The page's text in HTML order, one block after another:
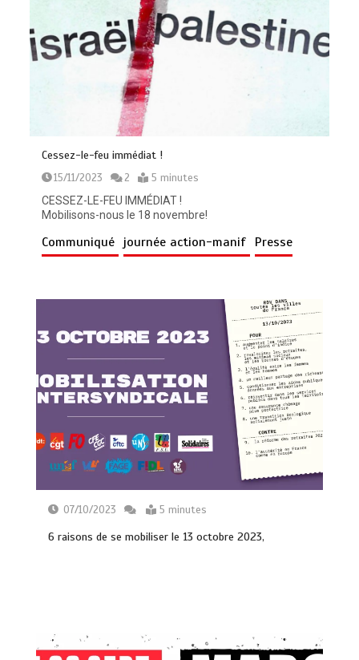
Cessez-le-feu immédiat !
15/11/2023 2
5 minutes
CESSEZ-LE-FEU IMMÉDIAT !
Mobilisons-nous le 18 novembre!
Communiqué journée action-manif Presse
07/10/2023 5 minutes
6 raisons de se mobiliser le 13 octobre 2023,